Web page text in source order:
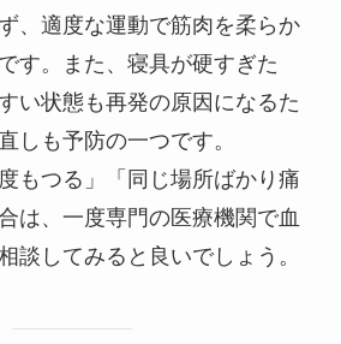
、適度な運動で筋肉を柔らか
す。また、寝具が硬すぎた
い状態も再発の原因になるた
しも予防の一つです。
もつる」「同じ場所ばかり痛
は、一度専門の医療機関で血
談してみると良いでしょう。